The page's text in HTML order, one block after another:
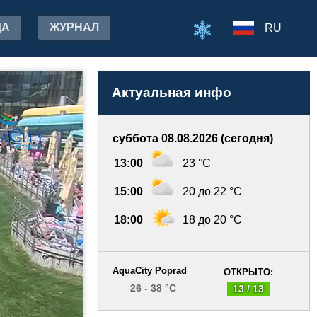
ЖУРНАЛ RU
Актуальная инфо
суббота 08.08.2026 (сегодня)
13:00 23 °C
15:00 20 до 22 °C
18:00 18 до 20 °C
ОТКРЫТО:
13 / 13
AquaCity Poprad
26 - 38 °C